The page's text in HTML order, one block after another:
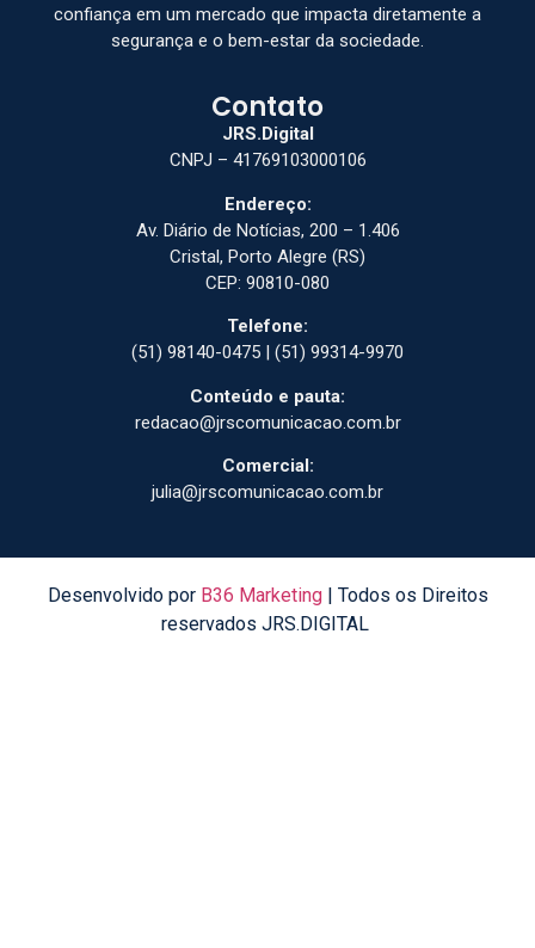
confiança em um mercado que impacta diretamente a
segurança e o bem-estar da sociedade.
Contato
JRS.Digital
CNPJ – 41769103000106
Endereço:
Av. Diário de Notícias, 200 – 1.406
Cristal, Porto Alegre (RS)
CEP: 90810-080
Telefone:
(51) 98140-0475 | (51) 99314-9970
Conteúdo e pauta:
redacao@jrscomunicacao.com.br
Comercial:
julia@jrscomunicacao.com.br
Desenvolvido por B36 Marketing| Todos os Direitos
reservados JRS.DIGITAL